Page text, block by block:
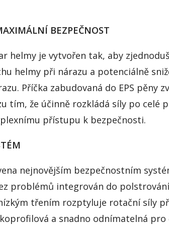
BEZPEČNOST
helmy je vytvořen tak, aby
helmy při nárazu a potenciálně
Příčka zabudovaná do EPS pěny
tím, že účinně rozkládá síly po celé
přístupu k bezpečnosti.
nejnovějším bezpečnostním
problémů integrován do
třením rozptyluje rotační síly
a snadno odnímatelná pro